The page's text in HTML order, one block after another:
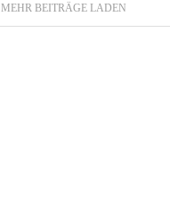
MEHR BEITRÄGE LADEN